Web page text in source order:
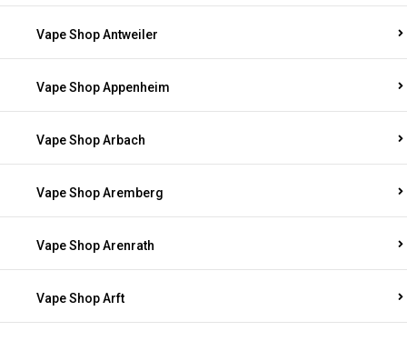
Vape Shop Antweiler
Vape Shop Appenheim
Vape Shop Arbach
Vape Shop Aremberg
Vape Shop Arenrath
Vape Shop Arft